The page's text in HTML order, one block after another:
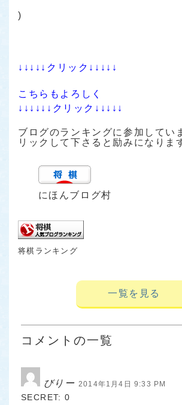
)
↓↓↓↓↓クリック↓↓↓↓↓
こちらもよろしく
↓↓↓↓↓↓クリック↓↓↓↓↓
ブログのランキングに参加してい
リックして下さると励みになりま
にほんブログ村
将棋ランキング
一覧を見る
コメントの一覧
びりー 2014年1月4日 9:33 PM
SECRET: 0